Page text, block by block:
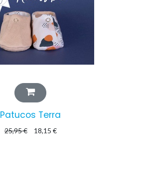
Patucos Terra
25,95€ 18,15 €